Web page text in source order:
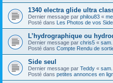
1340 electra glide ultra
Dernier message par philou83 «
Posté dans Les Photos de vos
L’hydrographique ou
Dernier message par chris5 «
Posté dans Compte Rendu de
Side seul
Dernier message par Teddy «
Posté dans petites annonces en